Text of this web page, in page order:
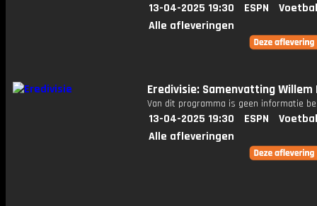
13-04-2025 19:30 ESPN
Alle afleveringen
Eredivisie: Samenvatting Willem
Van dit programma is geen informatie
13-04-2025 19:30 ESPN
Alle afleveringen